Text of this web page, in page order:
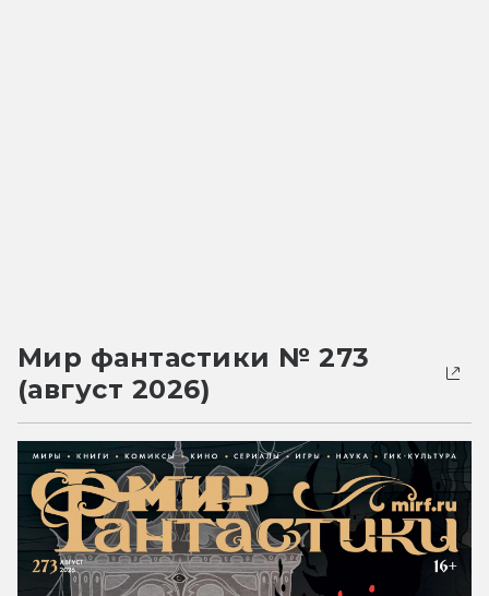
Мир фантастики № 273
(август 2026)